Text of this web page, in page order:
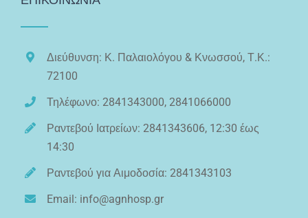
Διεύθυνση: Κ. Παλαιολόγου & Κνωσσού, Τ.Κ.:
72100
Τηλέφωνο: 2841343000, 2841066000
Ραντεβού Ιατρείων: 2841343606, 12:30 έως
14:30
Ραντεβού για Αιμοδοσία: 2841343103
Email: info@agnhosp.gr